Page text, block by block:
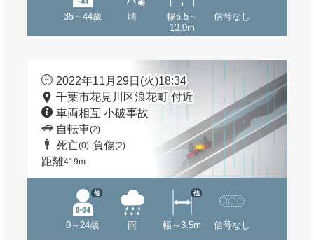
35～44歳 晴
幅5.5～
13.0m
信号なし
2022年11月29日(火)18:34
千葉市花見川区浪花町 付近
車両相互 小破事故
自転車(2)
死亡(0) 負傷(2)
距離419m
0～24歳
他
雨 幅～3.5m
他
信号なし